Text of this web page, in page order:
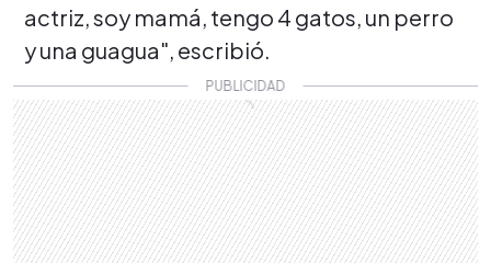
actriz, soy mamá, tengo 4 gatos, un perro
y una guagua", escribió.